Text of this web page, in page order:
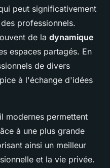
peut significativement
des professionnels.
de la dynamique
espaces partagés. En
de divers
à l'échange d'idées
modernes permettent
à une plus grande
ainsi un meilleur
et la vie privée.